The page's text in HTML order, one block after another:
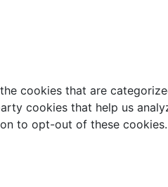
cookies that are
cookies that help us
to opt-out of these